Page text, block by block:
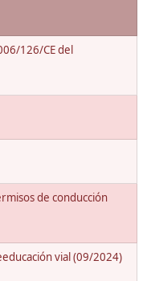
126/CE del
de conducción
vial (09/2024)